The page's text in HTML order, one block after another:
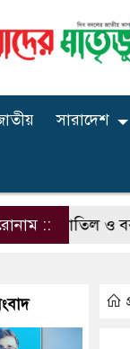
সারাদেশ
::
ও বরখাস্তের